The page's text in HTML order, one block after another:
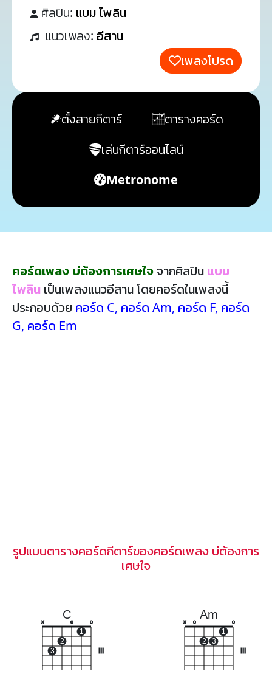
ศิลปิน: แบม ไพลิน
แนวเพลง: อีสาน
เพลงโปรด
ตั้งสายกีตาร์
ตารางคอร์ด
เล่นกีตาร์ออนไลน์
Metronome
คอร์ดเพลง บ่ต้องการเศษใจจากศิลปิน แบม
ไพลิน เป็นเพลงแนวอีสาน โดยคอร์ดในเพลงนี้
ประกอบด้วย คอร์ด C, คอร์ด Am, คอร์ด F, คอร์ด
G, คอร์ด Em
รูปแบบตารางคอร์ดกีตาร์ของคอร์ดเพลง บ่ต้องการ
เศษใจ
C
x
3
2
o
1
o
Am
x o
2 3
1
o